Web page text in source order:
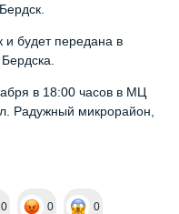
будет передана в
в 18:00 часов в МЦ
Радужный микрорайон,
0 0 0